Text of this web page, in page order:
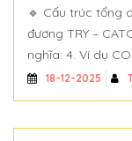
🔹 Cấu trúc tổng
đương TRY –
nghĩa: 4. Ví dụ
18-12-2025